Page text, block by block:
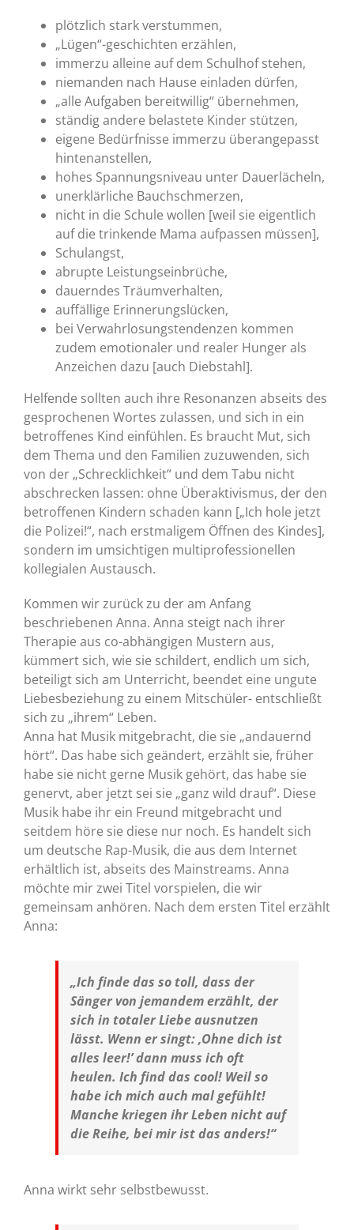
plötzlich stark verstummen,
„Lügen“-geschichten erzählen,
immerzu alleine auf dem Schulhof stehen,
niemanden nach Hause einladen dürfen,
„alle Aufgaben bereitwillig“ übernehmen,
ständig andere belastete Kinder stützen,
eigene Bedürfnisse immerzu überangepasst
hintenanstellen,
hohes Spannungsniveau unter Dauerlächeln,
unerklärliche Bauchschmerzen,
nicht in die Schule wollen [weil sie eigentlich
auf die trinkende Mama aufpassen müssen],
Schulangst,
abrupte Leistungseinbrüche,
dauerndes Träumverhalten,
auffällige Erinnerungslücken,
bei Verwahrlosungstendenzen kommen
zudem emotionaler und realer Hunger als
Anzeichen dazu [auch Diebstahl].
Helfende sollten auch ihre Resonanzen abseits des
gesprochenen Wortes zulassen, und sich in ein
betroffenes Kind einfühlen. Es braucht Mut, sich
dem Thema und den Familien zuzuwenden, sich
von der „Schrecklichkeit“ und dem Tabu nicht
abschrecken lassen: ohne Überaktivismus, der den
betroffenen Kindern schaden kann [„Ich hole jetzt
die Polizei!“, nach erstmaligem Öffnen des Kindes],
sondern im umsichtigen multiprofessionellen
kollegialen Austausch.
Kommen wir zurück zu der am Anfang
beschriebenen Anna. Anna steigt nach ihrer
Therapie aus co-abhängigen Mustern aus,
kümmert sich, wie sie schildert, endlich um sich,
beteiligt sich am Unterricht, beendet eine ungute
Liebesbeziehung zu einem Mitschüler- entschließt
sich zu „ihrem“ Leben.
Anna hat Musik mitgebracht, die sie „andauernd
hört“. Das habe sich geändert, erzählt sie, früher
habe sie nicht gerne Musik gehört, das habe sie
genervt, aber jetzt sei sie „ganz wild drauf“. Diese
Musik habe ihr ein Freund mitgebracht und
seitdem höre sie diese nur noch. Es handelt sich
um deutsche Rap-Musik, die aus dem Internet
erhältlich ist, abseits des Mainstreams. Anna
möchte mir zwei Titel vorspielen, die wir
gemeinsam anhören. Nach dem ersten Titel erzählt
Anna:
„Ich finde das so toll, dass der
Sänger von jemandem erzählt, der
sich in totaler Liebe ausnutzen
lässt. Wenn er singt: ‚Ohne dich ist
alles leer!’ dann muss ich oft
heulen. Ich find das cool! Weil so
habe ich mich auch mal gefühlt!
Manche kriegen ihr Leben nicht auf
die Reihe, bei mir ist das anders!“
Anna wirkt sehr selbstbewusst.